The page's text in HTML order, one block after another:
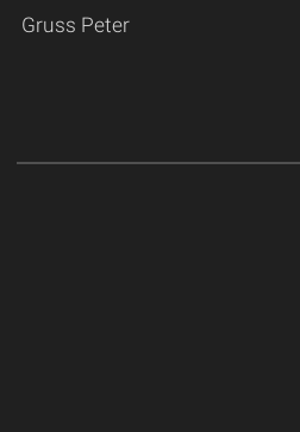
Gruss Peter